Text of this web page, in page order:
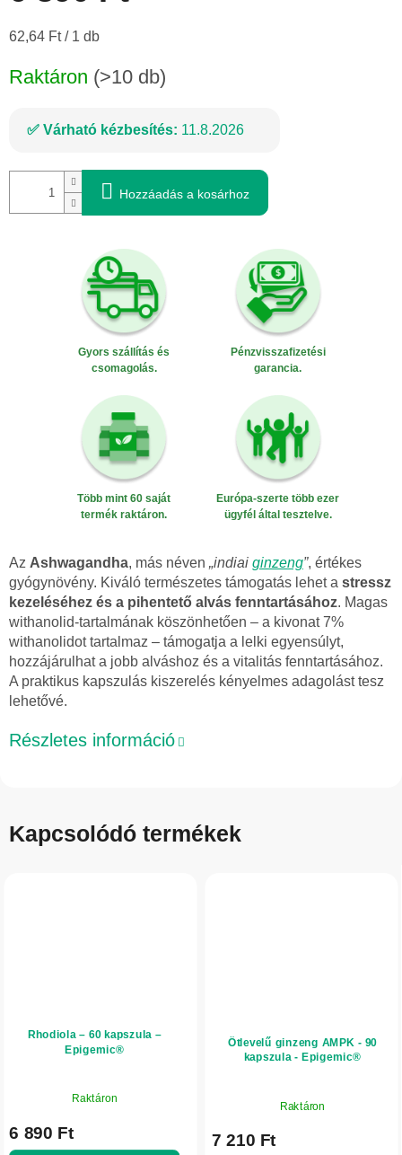
Egységár:
62,64 Ft / 1 db
Raktáron (>10 db)
Várható kézbesítés: 11.8.2026
Hozzáadás a kosárhoz
Gyors szállítás és
csomagolás.
Pénzvisszafizetési
garancia.
Több mint 60 saját
termék raktáron.
Európa-szerte több ezer
ügyfél által tesztelve.
Az Ashwagandha, más néven „indiai ginzeng”, értékes
gyógynövény. Kiváló természetes támogatás lehet a stressz
kezeléséhez és a pihentető alvás fenntartásához. Magas
withanolid-tartalmának köszönhetően – a kivonat 7%
withanolidot tartalmaz – támogatja a lelki egyensúlyt,
hozzájárulhat a jobb alváshoz és a vitalitás fenntartásához.
A praktikus kapszulás kiszerelés kényelmes adagolást tesz
lehetővé.
Részletes információ
Kapcsolódó termékek
Rhodiola – 60 kapszula –
Epigemic®
Raktáron
6 890 Ft
Ötlevelű ginzeng AMPK - 90
kapszula - Epigemic®
Raktáron
7 210 Ft